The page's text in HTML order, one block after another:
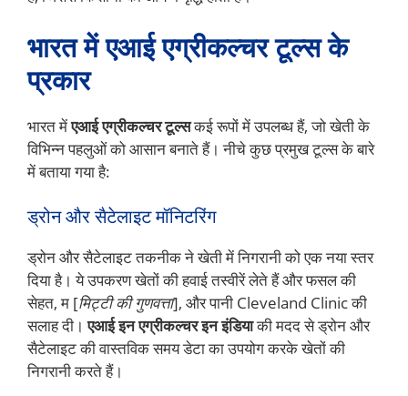
भारत में एआई एग्रीकल्चर टूल्स के
प्रकार
भारत मेंएआई एग्रीकल्चर टूल्सकई रूपों में उपलब्ध हैं, जो खेती के
विभिन्न पहलुओं को आसान बनाते हैं। नीचे कुछ प्रमुख टूल्स के बारे
में बताया गया है:
ड्रोन और सैटेलाइट मॉनिटरिंग
ड्रोन और सैटेलाइट तकनीक ने खेती में निगरानी को एक नया स्तर
दिया है। ये उपकरण खेतों की हवाई तस्वीरें लेते हैं और फसल की
सेहत, म [मिट्टी की गुणवत्ता], और पानी Cleveland Clinic की
सलाह दी।एआई इन एग्रीकल्चर इन इंडियाकी मदद से ड्रोन और
सैटेलाइट की वास्तविक समय डेटा का उपयोग करके खेतों की
निगरानी करते हैं।